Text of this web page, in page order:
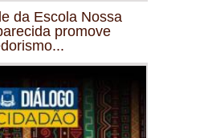
da Escola Nossa
promove